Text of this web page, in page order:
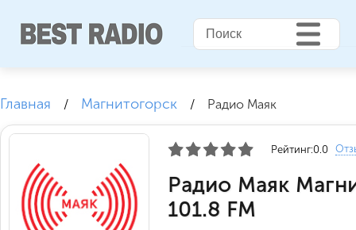
Главная / Магнитогорск / Радио Маяк
Рейтинг:0.0
Радио Маяк
101.8 FM